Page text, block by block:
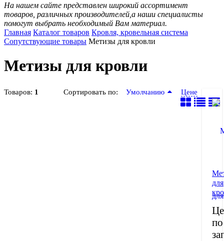
На нашем сайте представлен широкий ассортимент
товаров, различных производителей,а наши специалисты
помогут выбрать необходимый Вам материал.
Главная Каталог товаров Кровля, кровельная система
Сопутствующие товары Метизы для кровли
Метизы для кровли
Товаров: 1 Сортировать по: Умолчанию Цене
для
по